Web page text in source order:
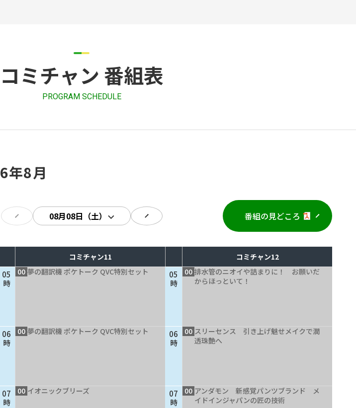
コミチャン 番組表
PROGRAM SCHEDULE
年8月
番組の見どころ
コミチャン11 コミチャン12
05
時
06
時
07
時
00 夢の翻訳機 ポケトーク QVC特別セット
00 夢の翻訳機 ポケトーク QVC特別セット
00 イオニックブリーズ
05
時
06
時
07
時
00 排水管のニオイや詰まりに！ お願いだ
からほっといて！
00 スリーセンス 引き上げ魅せメイクで潤
透珠艶へ
00 アンダモン 新感覚パンツブランド メ
イドインジャパンの匠の技術